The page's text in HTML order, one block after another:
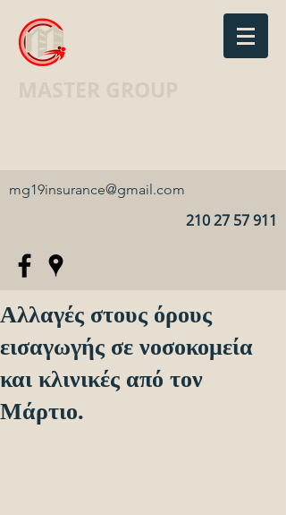
mg19insurance@gmail.com
210 27 57 911
Αλλαγές στους όρους
εισαγωγής σε νοσοκομεία
και κλινικές από τον
Μάρτιο.